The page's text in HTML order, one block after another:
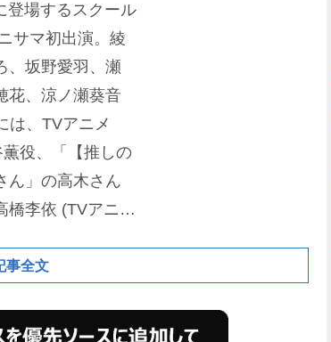
登場するスクール
サマ初出演。綾
、坂野愛羽、瀬
花、涼ノ瀬葵音
は、TVアニメ
薫役、「【推しの
ん」の高木さん
橋李依 (TVアニメ
12日には、アイド
ー シャイニーカ
事全文